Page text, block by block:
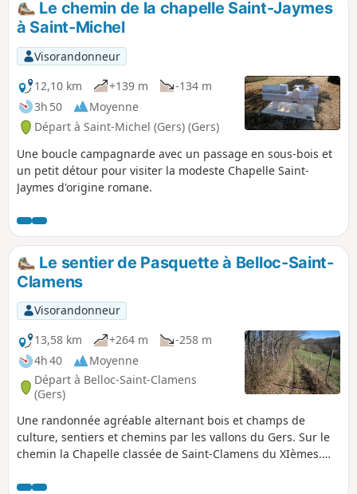
Le chemin de la chapelle Saint-Jaymes
à Saint-Michel
Visorandonneur
12,10 km
+139 m
-134 m
3h 50
Moyenne
Départ à Saint-Michel (Gers) (Gers)
Une boucle campagnarde avec un passage en sous-bois et
un petit détour pour visiter la modeste Chapelle Saint-
Jaymes d'origine romane.
Le sentier de Pasquette à Belloc-Saint-
Clamens
Visorandonneur
13,58 km
+264 m
-258 m
4h 40
Moyenne
Départ à Belloc-Saint-Clamens
(Gers)
Une randonnée agréable alternant bois et champs de
culture, sentiers et chemins par les vallons du Gers. Sur le
chemin la Chapelle classée de Saint-Clamens du XIèmes.